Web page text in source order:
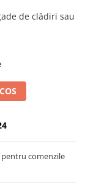
de clădiri sau
comenzile